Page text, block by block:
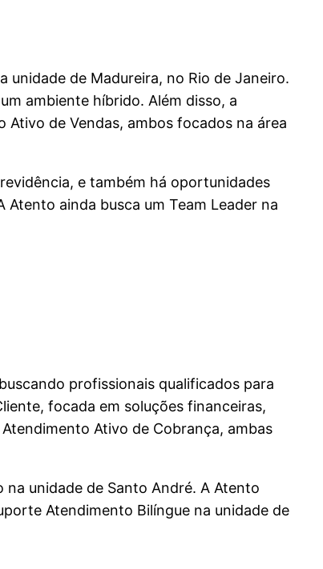
de Madureira, no Rio de Janeiro.
ambiente híbrido. Além disso, a
Ativo de Vendas, ambos focados na área
e também há oportunidades
ainda busca um Team Leader na
profissionais qualificados para
focada em soluções financeiras,
Ativo de Cobrança, ambas
unidade de Santo André. A Atento
Atendimento Bilíngue na unidade de